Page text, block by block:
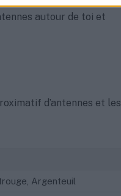
autour de toi et
d’antennes et les
Argenteuil